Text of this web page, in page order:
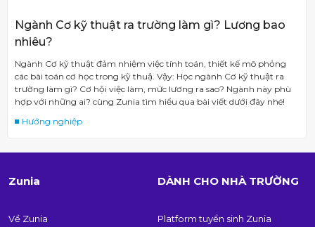
Ngành Cơ kỹ thuật ra trường làm gì? Lương bao
nhiêu?
Ngành Cơ kỹ thuật đảm nhiệm việc tính toán, thiết kế mô phỏng
các bài toán cơ học trong kỹ thuậ. Vậy: Học ngành Cơ kỹ thuật ra
trường làm gì? Cơ hội việc làm, mức lương ra sao? Ngành này phù
hợp với những ai? cùng Zunia tìm hiểu qua bài viết dưới đây nhé!
Hướng nghiệp
Zunia
Về Zunia
DÀNH CHO NHÀ TRƯỜNG
Platform tuyển sinh Zunia